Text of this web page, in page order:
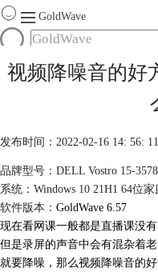
GoldWave
首页
产品
购买
视频降噪音的好
发布时间：2022-02-16 14: 56: 11
品牌型号：DELL Vostro 15-3578
系统：Windows 10 21H1 64位
软件版本： GoldWave 6.57
现在看网课一般都是直播课没
但是录屏的声音中会有混杂着
就要降噪，那么视频降噪音的